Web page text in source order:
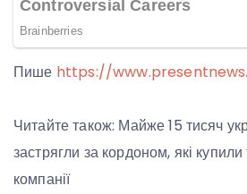
Пише https://
Читайте також: Майже 15 тисяч
застрягли за кордоном, які
компанії